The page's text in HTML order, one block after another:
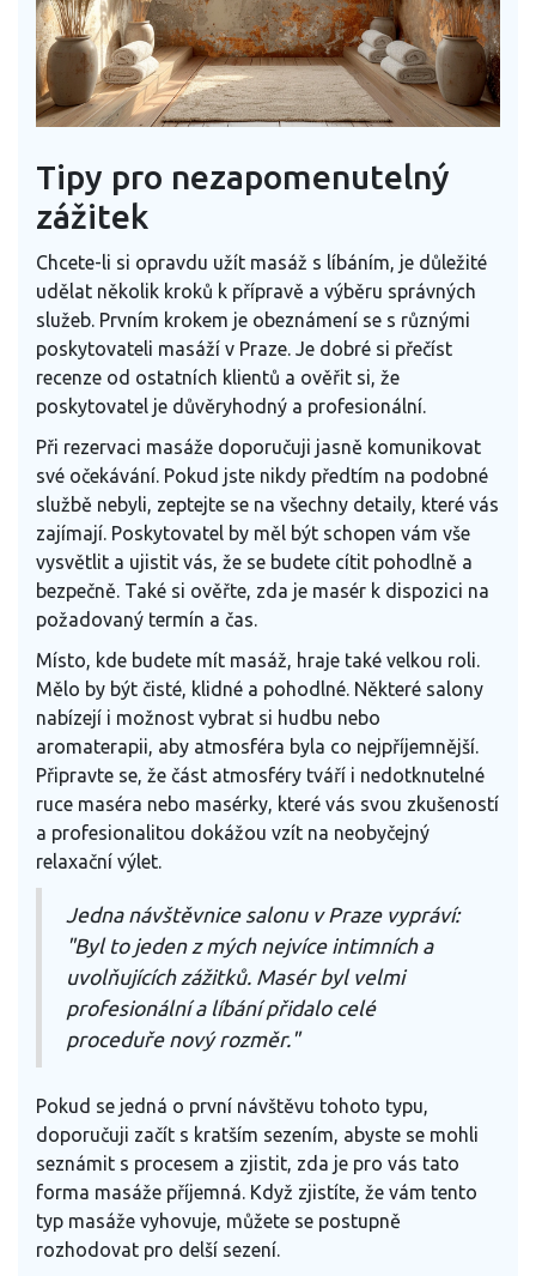
Tipy pro nezapomenutelný
zážitek
Chcete-li si opravdu užít masáž s líbáním, je důležité
udělat několik kroků k přípravě a výběru správných
služeb. Prvním krokem je obeznámení se s různými
poskytovateli masáží v Praze. Je dobré si přečíst
recenze od ostatních klientů a ověřit si, že
poskytovatel je důvěryhodný a profesionální.
Při rezervaci masáže doporučuji jasně komunikovat
své očekávání. Pokud jste nikdy předtím na podobné
službě nebyli, zeptejte se na všechny detaily, které vás
zajímají. Poskytovatel by měl být schopen vám vše
vysvětlit a ujistit vás, že se budete cítit pohodlně a
bezpečně. Také si ověřte, zda je masér k dispozici na
požadovaný termín a čas.
Místo, kde budete mít masáž, hraje také velkou roli.
Mělo by být čisté, klidné a pohodlné. Některé salony
nabízejí i možnost vybrat si hudbu nebo
aromaterapii, aby atmosféra byla co nejpříjemnější.
Připravte se, že část atmosféry tváří i nedotknutelné
ruce maséra nebo masérky, které vás svou zkušeností
a profesionalitou dokážou vzít na neobyčejný
relaxační výlet.
Jedna návštěvnice salonu v Praze vypráví:
"Byl to jeden z mých nejvíce intimních a
uvolňujících zážitků. Masér byl velmi
profesionální a líbání přidalo celé
proceduře nový rozměr."
Pokud se jedná o první návštěvu tohoto typu,
doporučuji začít s kratším sezením, abyste se mohli
seznámit s procesem a zjistit, zda je pro vás tato
forma masáže příjemná. Když zjistíte, že vám tento
typ masáže vyhovuje, můžete se postupně
rozhodovat pro delší sezení.